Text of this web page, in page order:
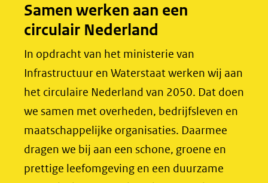
o
k
(opent
nieuw
naar
een
andere
I
n
(opent
nieuw
naar
een
andere
Samen werken aan een
circulair Nederland
In opdracht van het ministerie van
Infrastructuur en Waterstaat werken wij aan
het circulaire Nederland van 2050. Dat doen
we samen met overheden, bedrijfsleven en
maatschappelijke organisaties. Daarmee
dragen we bij aan een schone, groene en
prettige leefomgeving en een duurzame